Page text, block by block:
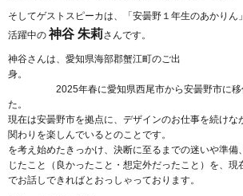
そしてゲストスピーカは、「安曇野１年生のあかり
活躍中の 神谷 朱莉さんです。
神谷さんは、愛知県海部郡蟹江町のご出
身
2025年春に愛知県西尾市から安曇野市に移
た
現在は安曇野市を拠点に、デザインのお仕事を続けな
関わりを楽しんでいるとのことです。 本
を考え始めたきっかけ、決断に至るまでの迷いや準備
じたこと（良かったこと・想定外だったこと）を、現
でお話しできればとおっしゃっております。